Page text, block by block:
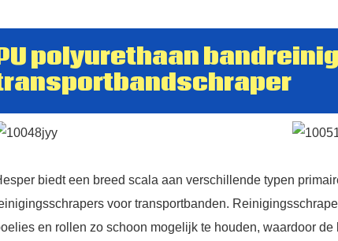
polyurethaan
biedt een breed scala aan verschillende typen
voor transportbanden.
en rollen zo schoon mogelijk te houden, waardoor